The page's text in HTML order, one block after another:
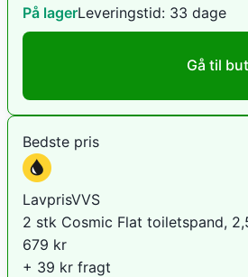
På lagerLeveringstid: 33 dage
Gå til
Bedste pris
LavprisVVS
2 stk Cosmic Flat toiletspand,
679 kr
+ 39 kr fragt